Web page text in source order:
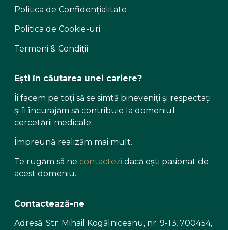
Politica de Confidențialitate
Politica de Cookie-uri
Termeni & Condiții
Ești în căutarea unei cariere?
Îi facem pe toți să se simtă bineveniți și respectați
și îi încurajăm să contribuie la domeniul
cercetării medicale.
Împreună realizăm mai mult.
Te rugăm să ne contactezi dacă ești pasionat de
acest domeniu.
Contactează-ne
Adresă: Str. Mihail Kogălniceanu, nr. 9-13, 700454,